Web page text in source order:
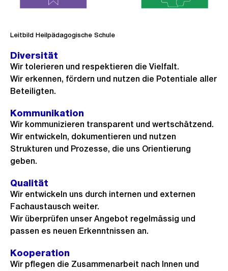
o
s
t
Leitbild Heilpädagogische Schule
Diversität
Wir tolerieren und respektieren die Vielfalt.
Wir erkennen, fördern und nutzen die Potentiale aller
Beteiligten.
Kommunikation
Wir kommunizieren transparent und wertschätzend.
Wir entwickeln, dokumentieren und nutzen
Strukturen und Prozesse, die uns Orientierung
geben.
Qualität
Wir entwickeln uns durch internen und externen
Fachaustausch weiter.
Wir überprüfen unser Angebot regelmässig und
passen es neuen Erkenntnissen an.
Kooperation
Wir pflegen die Zusammenarbeit nach Innen und